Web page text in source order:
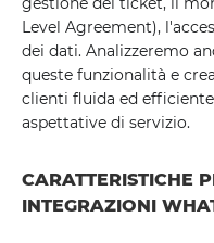
Level Agreement),
dei dati. Analizzeremo
queste funzionalità e
clienti fluida ed
aspettative di servizio.
CARATTERISTICHE
INTEGRAZIONI